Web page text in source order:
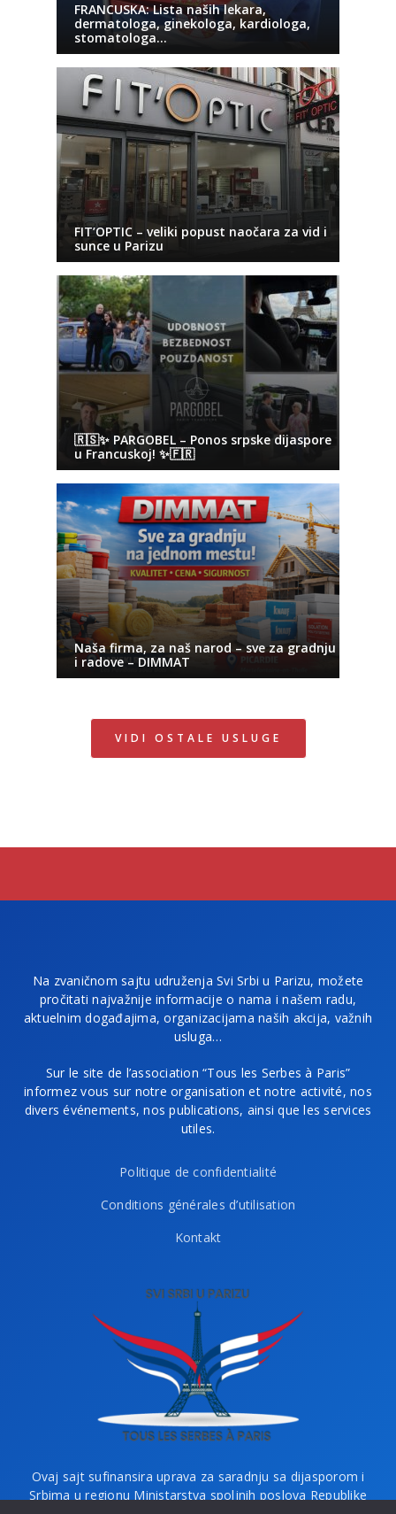
FRANCUSKA: Lista naših lekara,
dermatologa, ginekologa, kardiologa,
stomatologa…
FIT’OPTIC – veliki popust naočara za vid i
sunce u Parizu
🇷🇸✨ PARGOBEL – Ponos srpske dijaspore
u Francuskoj! ✨🇫🇷
Naša firma, za naš narod – sve za gradnju
i radove – DIMMAT
VIDI OSTALE USLUGE
Na zvaničnom sajtu udruženja Svi Srbi u Parizu, možete
pročitati najvažnije informacije o nama i našem radu,
aktuelnim događajima, organizacijama naših akcija, važnih
usluga…
Sur le site de l’association “Tous les Serbes à Paris”
informez vous sur notre organisation et notre activité, nos
divers événements, nos publications, ainsi que les services
utiles.
Politique de confidentialité
Conditions générales d’utilisation
Kontakt
Ovaj sajt sufinansira uprava za saradnju sa dijasporom i
Srbima u regionu Ministarstva spoljnih poslova Republike